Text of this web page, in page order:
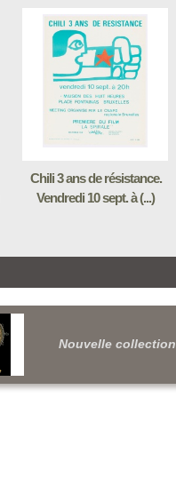
Chili 3 ans de résistance.
Vendredi 10 sept. à (...)
Nouvelle collection